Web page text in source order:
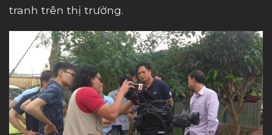
tranh trên thị trường.